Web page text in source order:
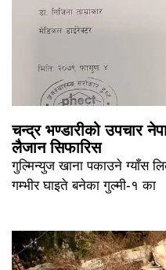
चन्द्र भण्डारीको उपचार
लैजान सिफारिस
गुल्मिन्युज खाना पकाउने ग्याँस
गम्भीर घाइते बनेका गुल्मी-१ का